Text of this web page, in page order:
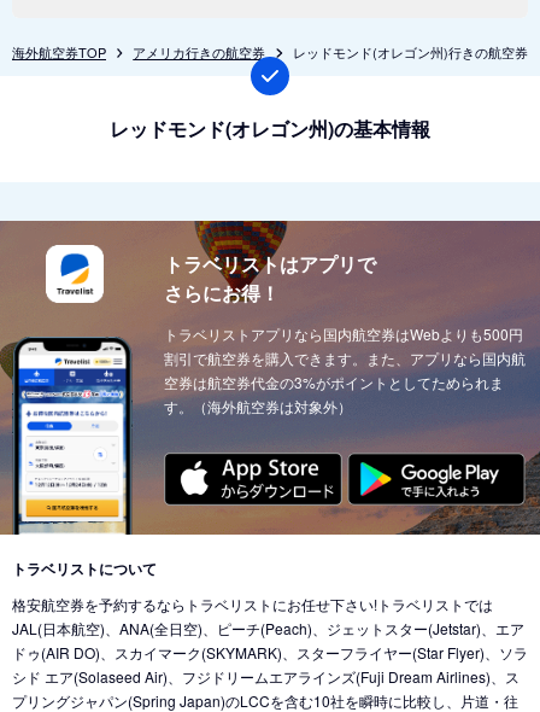
海外航空券TOP アメリカ行きの航空券 レッドモンド(オレゴン州)行きの航空券
レッドモンド(オレゴン州)の基本情報
トラベリストはアプリで
さらにお得！
トラベリストアプリなら国内航空券はWebよりも500円
割引で航空券を購入できます。また、アプリなら国内航
空券は航空券代金の3%がポイントとしてためられま
す。（海外航空券は対象外）
トラベリストについて
格安航空券を予約するならトラベリストにお任せ下さい!トラベリストでは
JAL(日本航空)、ANA(全日空)、ピーチ(Peach)、ジェットスター(Jetstar)、エア
ドゥ(AIR DO)、スカイマーク(SKYMARK)、スターフライヤー(Star Flyer)、ソラ
シド エア(Solaseed Air)、フジドリームエアラインズ(Fuji Dream Airlines)、ス
プリングジャパン(Spring Japan)のLCCを含む10社を瞬時に比較し、片道・往